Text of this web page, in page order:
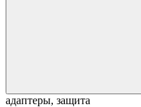
адаптеры, защита